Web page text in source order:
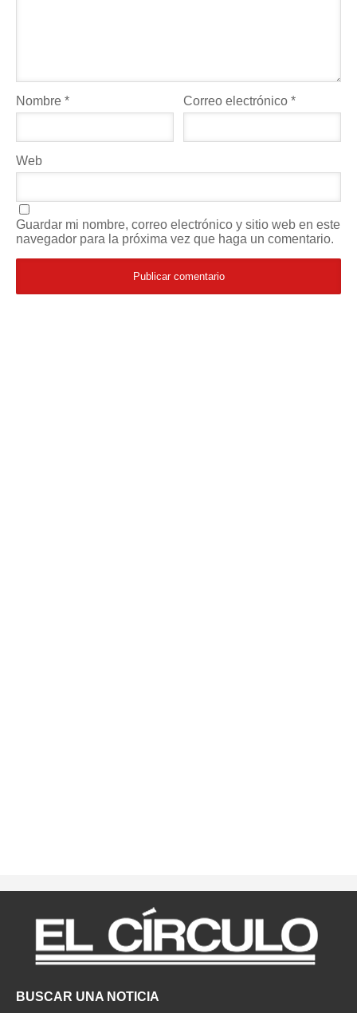
Nombre * Correo electrónico*
Web
Guardar mi nombre, correo electrónico y sitio web en este
navegador para la próxima vez que haga un comentario.
BUSCAR UNA NOTICIA